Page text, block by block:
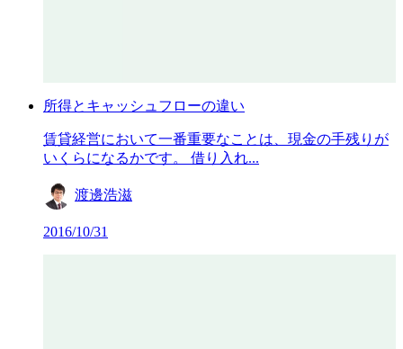
所得とキャッシュフローの違い
賃貸経営において一番重要なことは、現金の手残りが
いくらになるかです。 借り入れ...
渡邊浩滋
2016/10/31